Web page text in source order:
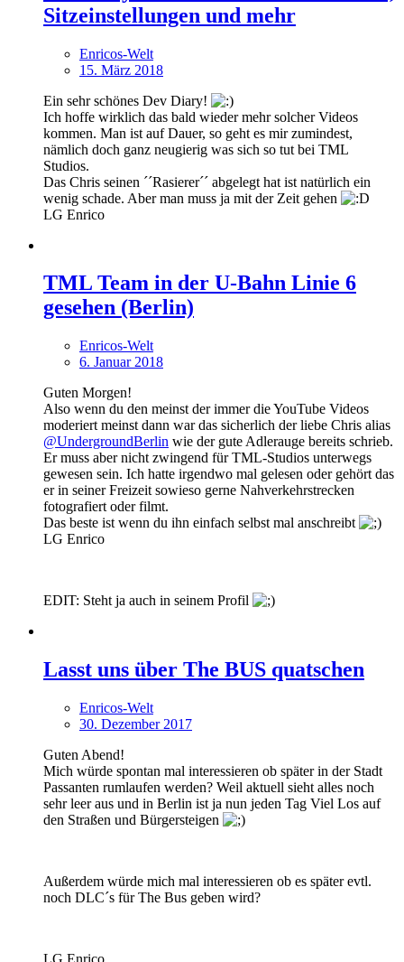
Sitzeinstellungen und mehr
Enricos-Welt
15. März 2018
Ein sehr schönes Dev Diary!
Ich hoffe wirklich das bald wieder mehr solcher Videos
kommen. Man ist auf Dauer, so geht es mir zumindest,
nämlich doch ganz neugierig was sich so tut bei TML
Studios.
Das Chris seinen ´´Rasierer´´ abgelegt hat ist natürlich ein
wenig schade. Aber man muss ja mit der Zeit gehen
LG Enrico
TML Team in der U-Bahn Linie 6
gesehen (Berlin)
Enricos-Welt
6. Januar 2018
Guten Morgen!
Also wenn du den meinst der immer die YouTube Videos
moderiert meinst dann war das sicherlich der liebe Chris alias
@UndergroundBerlin wie der gute Adlerauge bereits schrieb.
Er muss aber nicht zwingend für TML-Studios unterwegs
gewesen sein. Ich hatte irgendwo mal gelesen oder gehört das
er in seiner Freizeit sowieso gerne Nahverkehrstrecken
fotografiert oder filmt.
Das beste ist wenn du ihn einfach selbst mal anschreibt
LG Enrico
EDIT: Steht ja auch in seinem Profil
Lasst uns über The BUS quatschen
Enricos-Welt
30. Dezember 2017
Guten Abend!
Mich würde spontan mal interessieren ob später in der Stadt
Passanten rumlaufen werden? Weil aktuell sieht alles noch
sehr leer aus und in Berlin ist ja nun jeden Tag Viel Los auf
den Straßen und Bürgersteigen
Außerdem würde mich mal interessieren ob es später evtl.
noch DLC´s für The Bus geben wird?